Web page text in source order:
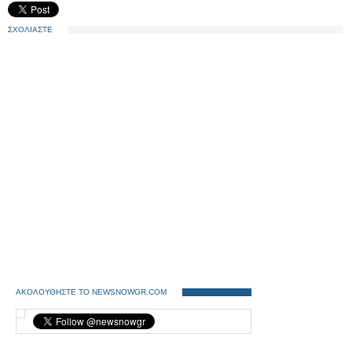
ΣΧΟΛΙΑΣΤΕ
ΑΚΟΛΟΥΘΗΣΤΕ ΤΟ NEWSNOWGR.COM